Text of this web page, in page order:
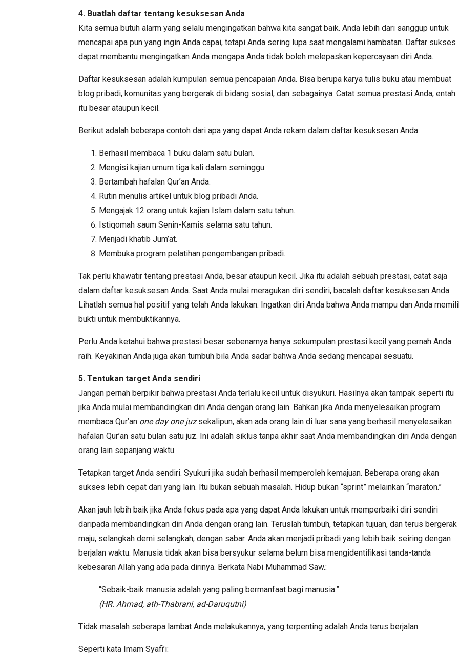
4. Buatlah daftar tentang kesuksesan Anda
Kita semua butuh alarm yang selalu mengingatkan bahwa kita sangat baik. Anda lebih dari sanggup untuk
mencapai apa pun yang ingin Anda capai, tetapi Anda sering lupa saat mengalami hambatan. Daftar sukses
dapat membantu mengingatkan Anda mengapa Anda tidak boleh melepaskan kepercayaan diri Anda.
Daftar kesuksesan adalah kumpulan semua pencapaian Anda. Bisa berupa karya tulis buku atau membuat
blog pribadi, komunitas yang bergerak di bidang sosial, dan sebagainya. Catat semua prestasi Anda, entah
itu besar ataupun kecil.
Berikut adalah beberapa contoh dari apa yang dapat Anda rekam dalam daftar kesuksesan Anda:
Berhasil membaca 1 buku dalam satu bulan.
Mengisi kajian umum tiga kali dalam seminggu.
Bertambah hafalan Qur’an Anda.
Rutin menulis artikel untuk blog pribadi Anda.
Mengajak 12 orang untuk kajian Islam dalam satu tahun.
Istiqomah saum Senin-Kamis selama satu tahun.
Menjadi khatib Jum’at.
Membuka program pelatihan pengembangan pribadi.
Tak perlu khawatir tentang prestasi Anda, besar ataupun kecil. Jika itu adalah sebuah prestasi, catat saja
dalam daftar kesuksesan Anda. Saat Anda mulai meragukan diri sendiri, bacalah daftar kesuksesan Anda.
Lihatlah semua hal positif yang telah Anda lakukan. Ingatkan diri Anda bahwa Anda mampu dan Anda
bukti untuk membuktikannya.
Perlu Anda ketahui bahwa prestasi besar sebenarnya hanya sekumpulan prestasi kecil yang pernah Anda
raih. Keyakinan Anda juga akan tumbuh bila Anda sadar bahwa Anda sedang mencapai sesuatu.
5. Tentukan target Anda sendiri
Jangan pernah berpikir bahwa prestasi Anda terlalu kecil untuk disyukuri. Hasilnya akan tampak seperti itu
jika Anda mulai membandingkan diri Anda dengan orang lain. Bahkan jika Anda menyelesaikan program
membaca Qur’an one day one juzsekalipun, akan ada orang lain di luar sana yang berhasil menyelesaikan
hafalan Qur’an satu bulan satu juz. Ini adalah siklus tanpa akhir saat Anda membandingkan diri Anda dengan
orang lain sepanjang waktu.
Tetapkan target Anda sendiri. Syukuri jika sudah berhasil memperoleh kemajuan. Beberapa orang akan
sukses lebih cepat dari yang lain. Itu bukan sebuah masalah. Hidup bukan “sprint” melainkan “maraton.”
Akan jauh lebih baik jika Anda fokus pada apa yang dapat Anda lakukan untuk memperbaiki diri sendiri
daripada membandingkan diri Anda dengan orang lain. Teruslah tumbuh, tetapkan tujuan, dan terus bergerak
maju, selangkah demi selangkah, dengan sabar. Anda akan menjadi pribadi yang lebih baik seiring dengan
berjalan waktu. Manusia tidak akan bisa bersyukur selama belum bisa mengidentifikasi tanda-tanda
kebesaran Allah yang ada pada dirinya. Berkata Nabi Muhammad Saw.:
“Sebaik-baik manusia adalah yang paling bermanfaat bagi manusia.”
(HR. Ahmad, ath-Thabrani, ad-Daruqutni)
Tidak masalah seberapa lambat Anda melakukannya, yang terpenting adalah Anda terus berjalan.
Seperti kata Imam Syafi’i: